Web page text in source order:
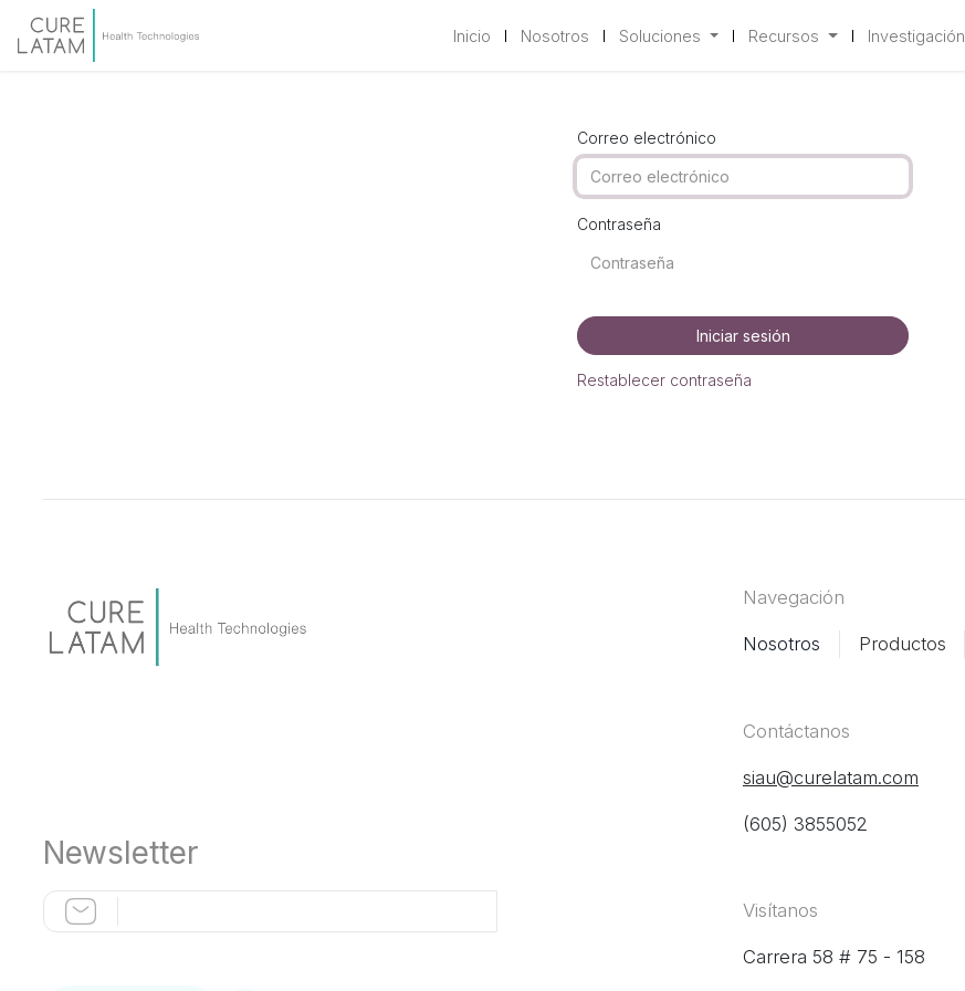
Inicio Nosotros Soluciones Recursos Investigación
Correo electrónico
Contraseña
Iniciar sesión
Restablecer contraseña
Newsletter
Navegación
Nosotros Productos
Contáctanos
siau@curelatam.com
(605) 3855052
Visítanos
Carrera 58 # 75 - 158